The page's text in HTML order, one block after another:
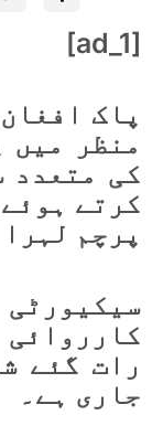
[ad_1]
پاک
منظر میں
کی متعدد
کرتے
پرچم
رات گئے
جاری ہے۔